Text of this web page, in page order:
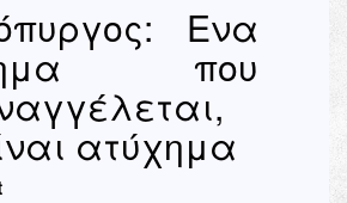
Ενα
που
ατύχημα